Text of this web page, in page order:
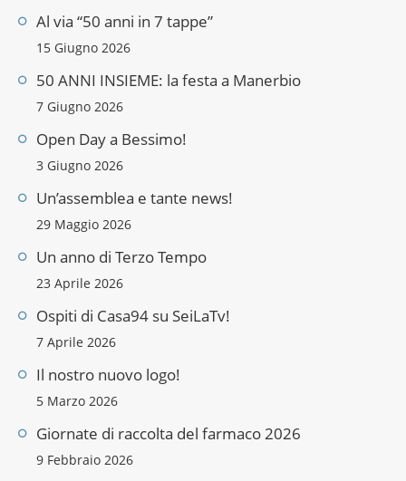
Al via “50 anni in 7 tappe”
15 Giugno 2026
50 ANNI INSIEME: la festa a Manerbio
7 Giugno 2026
Open Day a Bessimo!
3 Giugno 2026
Un’assemblea e tante news!
29 Maggio 2026
Un anno di Terzo Tempo
23 Aprile 2026
Ospiti di Casa94 su SeiLaTv!
7 Aprile 2026
Il nostro nuovo logo!
5 Marzo 2026
Giornate di raccolta del farmaco 2026
9 Febbraio 2026